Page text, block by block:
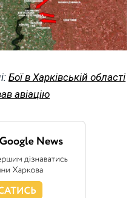
Бої в Харківській області
авіацію